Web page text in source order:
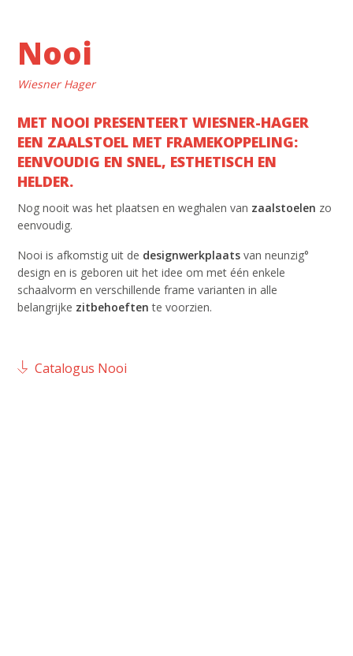
Nooi
Wiesner Hager
MET NOOI PRESENTEERT WIESNER-HAGER
EEN ZAALSTOEL MET FRAMEKOPPELING:
EENVOUDIG EN SNEL, ESTHETISCH EN
HELDER.
Nog nooit was het plaatsen en weghalen van zaalstoelen zo
eenvoudig.
Nooi is afkomstig uit de designwerkplaats van neunzig°
design en is geboren uit het idee om met één enkele
schaalvorm en verschillende frame varianten in alle
belangrijke zitbehoeften te voorzien.
Catalogus Nooi